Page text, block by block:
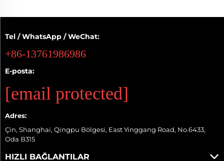
Tel / WhatsApp / WeChat:
+86-13761986986
E-posta:
[email protected]
Adres:
Çin, Shanghai, Qingpu Bölgesi, East Yinggang Road, No.6433,
Oda B315
HIZLI BAĞLANTILAR